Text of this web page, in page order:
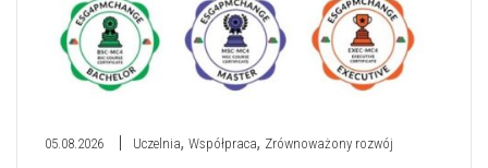
05.08.2026 Uczelnia, Współpraca, Zrównoważony rozwój